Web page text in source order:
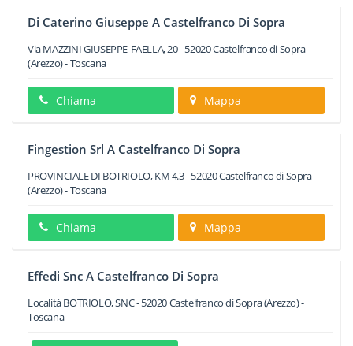
Di Caterino Giuseppe A Castelfranco Di Sopra
Via MAZZINI GIUSEPPE-FAELLA, 20-52020Castelfranco di Sopra
(Arezzo) -Toscana
Chiama Mappa
Fingestion Srl A Castelfranco Di Sopra
PROVINCIALE DI BOTRIOLO, KM 4.3-52020Castelfranco di Sopra
(Arezzo) -Toscana
Chiama Mappa
Effedi Snc A Castelfranco Di Sopra
Località BOTRIOLO, SNC-52020Castelfranco di Sopra(Arezzo) -
Toscana